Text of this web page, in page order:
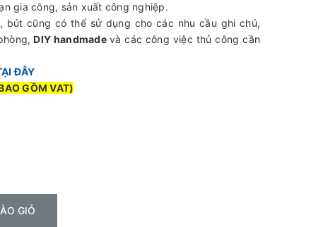
gia công, sản xuất công nghiệp.
bút cũng có thể sử dụng cho các nhu cầu ghi chú,
DIY handmade và các công việc thủ công cần
ĐÂY
GỒM VAT)
GIỎ